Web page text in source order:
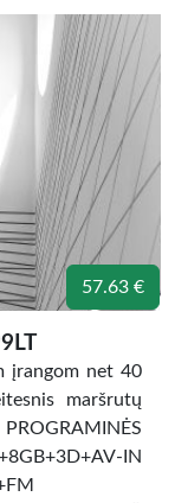
57.63 €
įrangom net 40
maršrutų
IN